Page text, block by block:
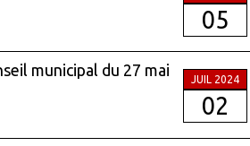
05
municipal du 27 mai
JUIL 2024
02